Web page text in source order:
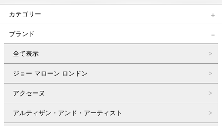
カテゴリー
ブランド
全て表示
ジョー マローン ロンドン
アクセーヌ
アルティザン・アンド・アーティスト